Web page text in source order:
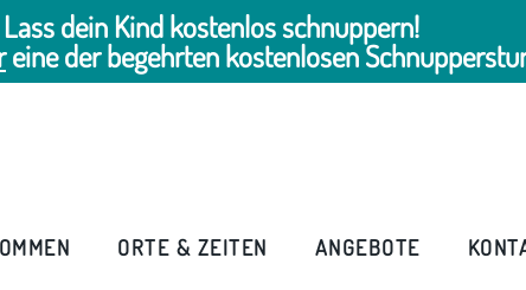
Lass dein Kind kostenlos schnuppern!
eine der begehrten kostenlosen
ORTE & ZEITEN ANGEBOTE